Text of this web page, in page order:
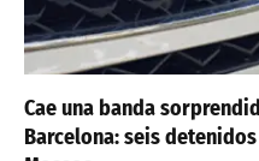
Cae una banda
Barcelona: seis